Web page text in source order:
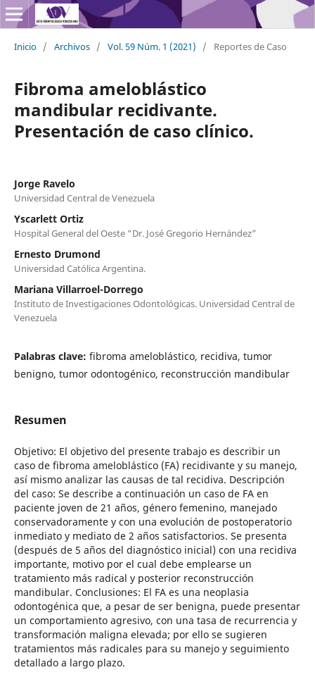
Inicio / Archivos / Vol. 59 Núm. 1 (2021) / Reportes de Caso
Fibroma ameloblástico
mandibular recidivante.
Presentación de caso clínico.
Jorge Ravelo
Universidad Central de Venezuela
Yscarlett Ortiz
Hospital General del Oeste “Dr. José Gregorio Hernández”
Ernesto Drumond
Universidad Católica Argentina.
Mariana Villarroel-Dorrego
Instituto de Investigaciones Odontológicas. Universidad Central de
Venezuela
Palabras clave: fibroma ameloblástico, recidiva, tumor
benigno, tumor odontogénico, reconstrucción mandibular
Resumen
Objetivo: El objetivo del presente trabajo es describir un
caso de fibroma ameloblástico (FA) recidivante y su manejo,
así mismo analizar las causas de tal recidiva. Descripción
del caso: Se describe a continuación un caso de FA en
paciente joven de 21 años, género femenino, manejado
conservadoramente y con una evolución de postoperatorio
inmediato y mediato de 2 años satisfactorios. Se presenta
(después de 5 años del diagnóstico inicial) con una recidiva
importante, motivo por el cual debe emplearse un
tratamiento más radical y posterior reconstrucción
mandibular. Conclusiones: El FA es una neoplasia
odontogénica que, a pesar de ser benigna, puede presentar
un comportamiento agresivo, con una tasa de recurrencia y
transformación maligna elevada; por ello se sugieren
tratamientos más radicales para su manejo y seguimiento
detallado a largo plazo.